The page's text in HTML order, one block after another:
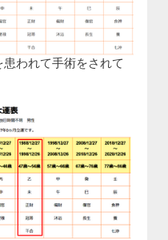
われて手術をされて